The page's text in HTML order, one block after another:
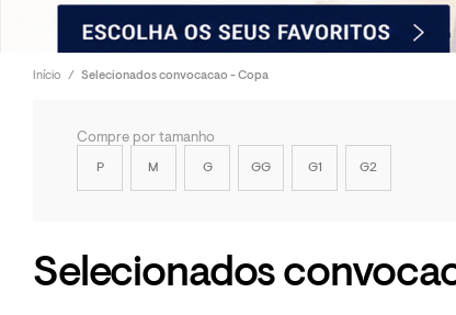
Início Selecionados convocacao - Copa
Compre por tamanho
P M G GG G1 G2
Selecionados